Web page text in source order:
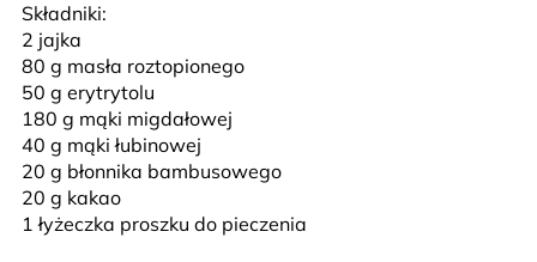
Składniki:
2 jajka
80 g masła roztopionego
50 g erytrytolu
180 g mąki migdałowej
40 g mąki łubinowej
20 g błonnika bambusowego
20 g kakao
1 łyżeczka proszku do pieczenia